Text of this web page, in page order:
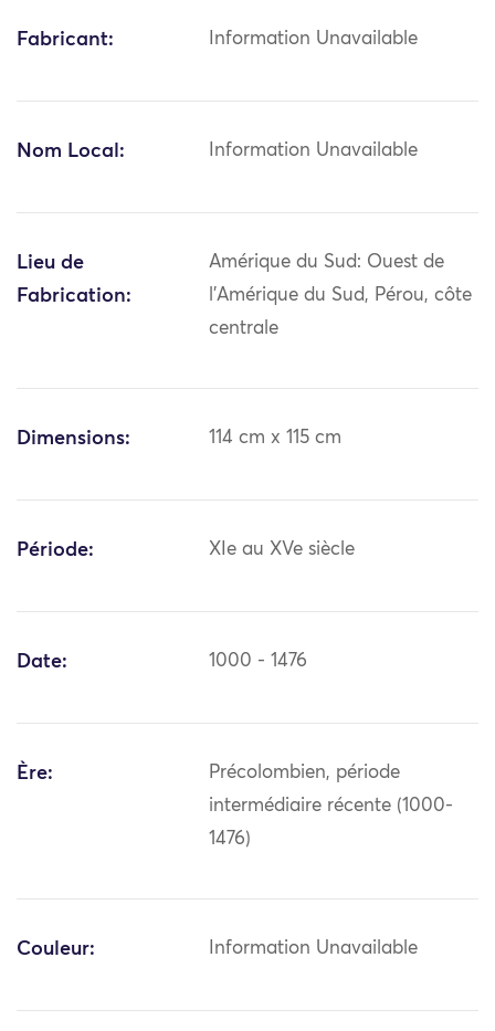
Fabricant: Information Unavailable
Nom Local: Information Unavailable
Lieu de
Fabrication:
Amérique du Sud: Ouest de
l'Amérique du Sud, Pérou, côte
centrale
Dimensions: 114 cm x 115 cm
Période: XIe au XVe siècle
Date: 1000 - 1476
Ère:
Précolombien, période
intermédiaire récente (1000-
1476)
Couleur: Information Unavailable